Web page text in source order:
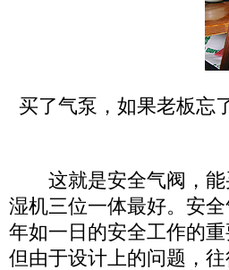
买了气泵，如果老板忘
这就是安全气阀，能
湿机三位一体最好。安
年如一日的安全工作的
但由于设计上的问题，